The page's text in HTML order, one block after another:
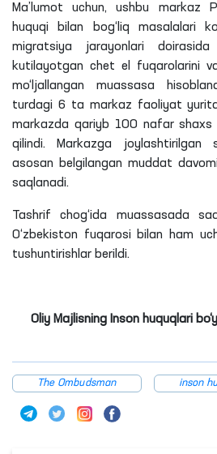
Ma’lumot uchun, ushbu markaz
huquqi bilan bog‘liq masalalari
migratsiya jarayonlari
kutilayotgan chet el fuqarolarini
mo‘ljallangan muassasa
turdagi 6 ta markaz faoliyat
markazda qariyb 100 nafar shaxs
qilindi. Markazga joylashtirilgan
asosan belgilangan muddat
saqlanadi.
Tashrif chog‘ida muassasada
O‘zbekiston fuqarosi bilan ham
tushuntirishlar berildi.
Oliy Majlisning Inson huquqlari
The Ombudsman inson